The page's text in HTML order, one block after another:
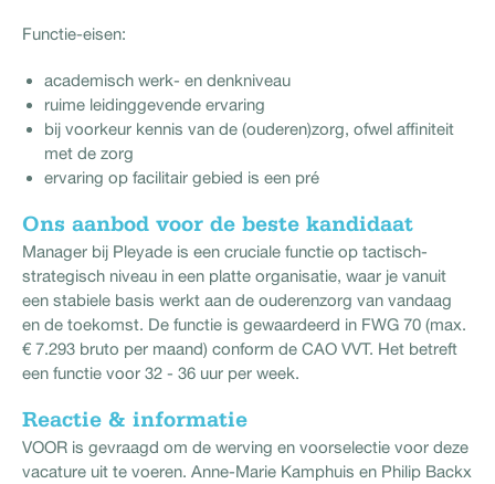
Functie-eisen:
academisch werk- en denkniveau
ruime leidinggevende ervaring
bij voorkeur kennis van de (ouderen)zorg, ofwel affiniteit
met de zorg
ervaring op facilitair gebied is een pré
Ons aanbod voor de beste kandidaat
Manager bij Pleyade is een cruciale functie op tactisch-
strategisch niveau in een platte organisatie, waar je vanuit
een stabiele basis werkt aan de ouderenzorg van vandaag
en de toekomst. De functie is gewaardeerd in FWG 70 (max.
€ 7.293 bruto per maand) conform de CAO VVT. Het betreft
een functie voor 32 - 36 uur per week.
Reactie & informatie
VOOR is gevraagd om de werving en voorselectie voor deze
vacature uit te voeren. Anne-Marie Kamphuis en Philip Backx